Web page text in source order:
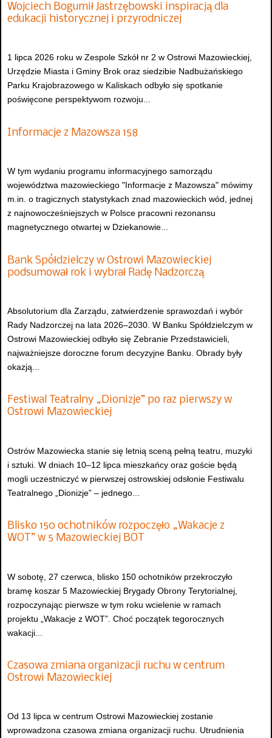
Wojciech Bogumił Jastrzębowski inspiracją dla
edukacji historycznej i przyrodniczej
1 lipca 2026 roku w Zespole Szkół nr 2 w Ostrowi Mazowieckiej,
Urzędzie Miasta i Gminy Brok oraz siedzibie Nadbużańskiego
Parku Krajobrazowego w Kaliskach odbyło się spotkanie
poświęcone perspektywom rozwoju...
Informacje z Mazowsza 158
W tym wydaniu programu informacyjnego samorządu
województwa mazowieckiego "Informacje z Mazowsza" mówimy
m.in. o tragicznych statystykach znad mazowieckich wód, jednej
z najnowocześniejszych w Polsce pracowni rezonansu
magnetycznego otwartej w Dziekanowie...
Bank Spółdzielczy w Ostrowi Mazowieckiej
podsumował rok i wybrał Radę Nadzorczą
Absolutorium dla Zarządu, zatwierdzenie sprawozdań i wybór
Rady Nadzorczej na lata 2026–2030. W Banku Spółdzielczym w
Ostrowi Mazowieckiej odbyło się Zebranie Przedstawicieli,
najważniejsze doroczne forum decyzyjne Banku. Obrady były
okazją...
Festiwal Teatralny „Dionizje” po raz pierwszy w
Ostrowi Mazowieckiej
Ostrów Mazowiecka stanie się letnią sceną pełną teatru, muzyki
i sztuki. W dniach 10–12 lipca mieszkańcy oraz goście będą
mogli uczestniczyć w pierwszej ostrowskiej odsłonie Festiwalu
Teatralnego „Dionizje” – jednego...
Blisko 150 ochotników rozpoczęło „Wakacje z
WOT” w 5 Mazowieckiej BOT
W sobotę, 27 czerwca, blisko 150 ochotników przekroczyło
bramę koszar 5 Mazowieckiej Brygady Obrony Terytorialnej,
rozpoczynając pierwsze w tym roku wcielenie w ramach
projektu „Wakacje z WOT”. Choć początek tegorocznych
wakacji...
Czasowa zmiana organizacji ruchu w centrum
Ostrowi Mazowieckiej
Od 13 lipca w centrum Ostrowi Mazowieckiej zostanie
wprowadzona czasowa zmiana organizacji ruchu. Utrudnienia